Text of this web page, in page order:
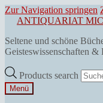
Zur Navigation springen
ANTIQUARIAT
Seltene und schöne
Geisteswissenschaften &
Products search
Menü